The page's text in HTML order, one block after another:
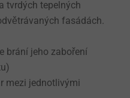
tvrdých tepelných
fasádách.
brání jeho zaboření
mezi jednotlivými